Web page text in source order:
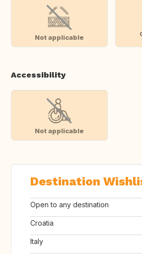
Not applicable
Accessibility
Not applicable
Destination
Open to any destination
Croatia
Italy